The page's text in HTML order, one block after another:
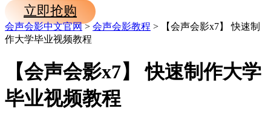
立即抢购
会声会影中文官网> 会声会影教程 > 【会声会影x7】 快速制
作大学毕业视频教程
【会声会影x7】 快速制作大学
毕业视频教程